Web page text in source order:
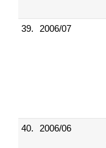
39. 2006/07
40. 2006/06